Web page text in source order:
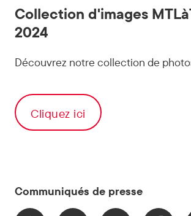
Collection d'images
2024
Découvrez notre collection de
Cliquez ici
Communiqués de presse